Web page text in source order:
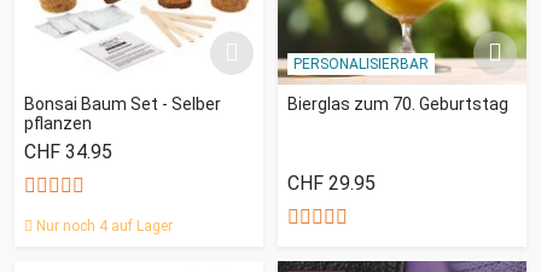
Bonsai Baum Set - Selber
pflanzen
CHF 34.95
Nur noch 4 auf Lager
PERSONALISIERBAR
Bierglas zum 70. Geburtstag
CHF 29.95